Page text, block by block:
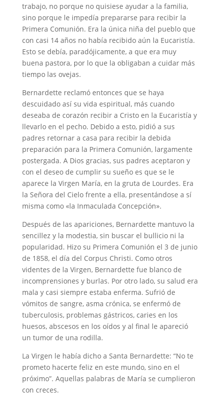
trabajo, no porque no quisiese ayudar a la familia,
sino porque le impedía prepararse para recibir la
Primera Comunión. Era la única niña del pueblo que
con casi 14 años no había recibido aún la Eucaristía.
Esto se debía, paradójicamente, a que era muy
buena pastora, por lo que la obligaban a cuidar más
tiempo las ovejas.
Bernardette reclamó entonces que se haya
descuidado así su vida espiritual, más cuando
deseaba de corazón recibir a Cristo en la Eucaristía y
llevarlo en el pecho. Debido a esto, pidió a sus
padres retornar a casa para recibir la debida
preparación para la Primera Comunión, largamente
postergada. A Dios gracias, sus padres aceptaron y
con el deseo de cumplir su sueño es que se le
aparece la Virgen María, en la gruta de Lourdes. Era
la Señora del Cielo frente a ella, presentándose a sí
misma como «la Inmaculada Concepción».
Después de las apariciones, Bernardette mantuvo la
sencillez y la modestia, sin buscar el bullicio ni la
popularidad. Hizo su Primera Comunión el 3 de junio
de 1858, el día del Corpus Christi. Como otros
videntes de la Virgen, Bernardette fue blanco de
incomprensiones y burlas. Por otro lado, su salud era
mala y casi siempre estaba enferma. Sufrió de
vómitos de sangre, asma crónica, se enfermó de
tuberculosis, problemas gástricos, caries en los
huesos, abscesos en los oídos y al final le apareció
un tumor de una rodilla.
La Virgen le había dicho a Santa Bernardette: “No te
prometo hacerte feliz en este mundo, sino en el
próximo”. Aquellas palabras de María se cumplieron
con creces.